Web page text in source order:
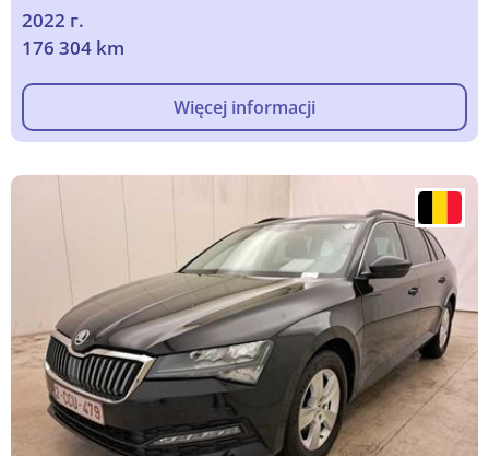
2022 г.
176 304 km
Więcej informacji